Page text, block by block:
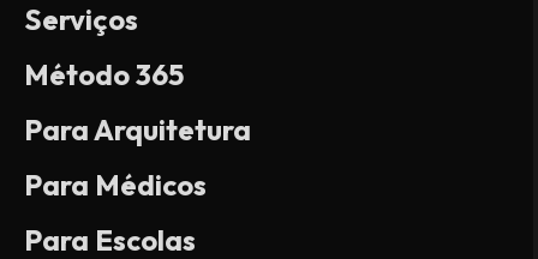
Serviços
Método 365
Para Arquitetura
Para Médicos
Para Escolas